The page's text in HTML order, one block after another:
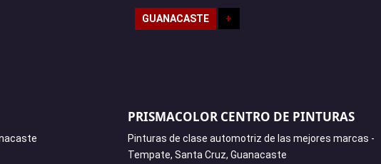
GUANACASTE +
PRISMACOLOR CENTRO DE PINTURAS
Pinturas de clase automotriz de las mejores marcas -
Tempate, Santa Cruz, Guanacaste